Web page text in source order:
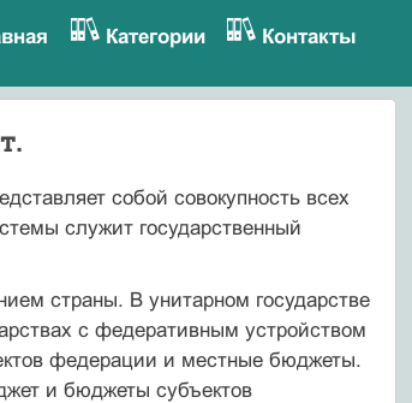
Категории Контакты
собой совокупность всех
служит государственный
страны. В унитарном государстве
с федеративным устройством
феде­рации и местные бюджеты.
и бюджеты субъек­тов